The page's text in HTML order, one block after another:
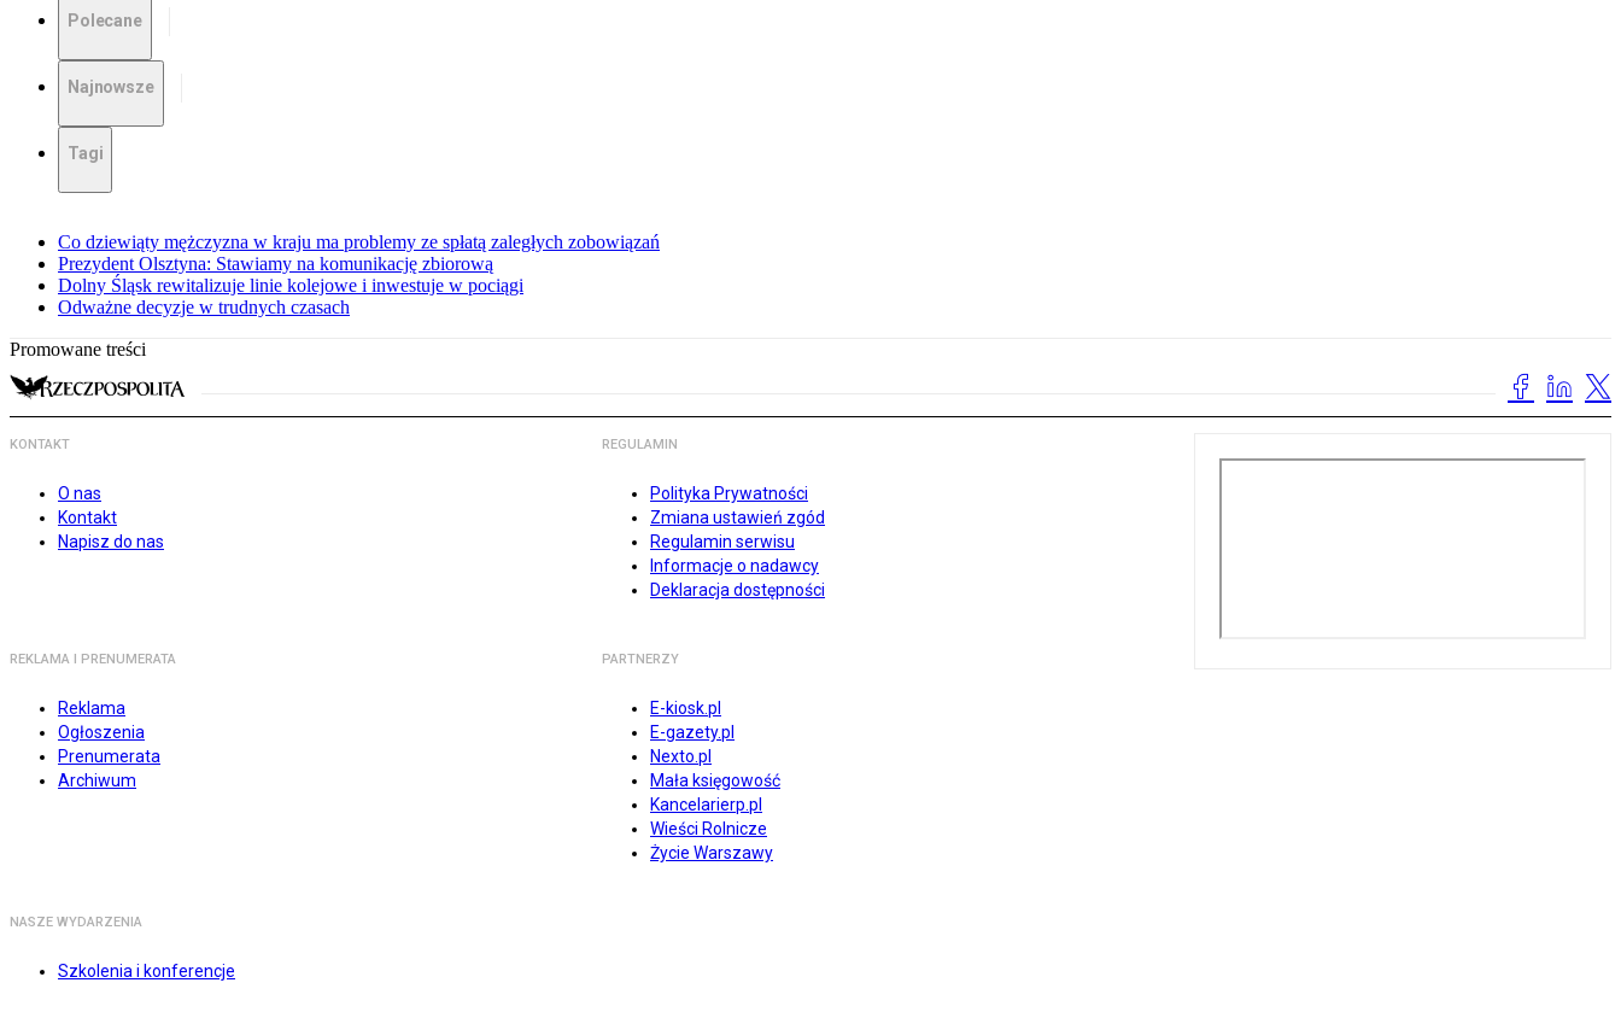
Polecane
Najnowsze
Tagi
Co dziewiąty mężczyzna w kraju ma problemy ze spłatą zaległych zobowiązań
Prezydent Olsztyna: Stawiamy na komunikację zbiorową
Dolny Śląsk rewitalizuje linie kolejowe i inwestuje w pociągi
Odważne decyzje w trudnych czasach
Promowane treści
KONTAKT
O nas
Kontakt
Napisz do nas
REGULAMIN
Polityka Prywatności
Zmiana ustawień zgód
Regulamin serwisu
Informacje o nadawcy
Deklaracja dostępności
REKLAMA I PRENUMERATA
Reklama
Ogłoszenia
Prenumerata
Archiwum
PARTNERZY
E-kiosk.pl
E-gazety.pl
Nexto.pl
Mała księgowość
Kancelarierp.pl
Wieści Rolnicze
Życie Warszawy
NASZE WYDARZENIA
Szkolenia i konferencje